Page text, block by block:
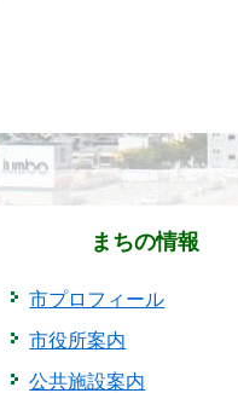
まちの情報
市プロフィール
市役所案内
公共施設案内